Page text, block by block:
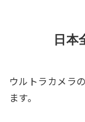
日本
ウルトラカメラ
ます。